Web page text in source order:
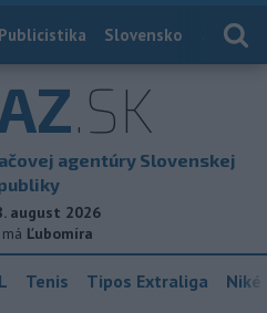
Publicistika Slovensko
.SK
agentúry Slovenskej
august 2026
Ľubomíra
Tenis Tipos Extraliga